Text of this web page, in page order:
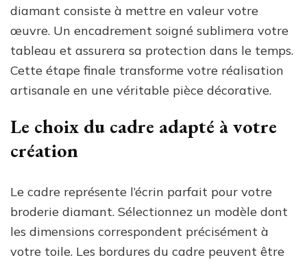
diamant consiste à mettre en valeur votre
œuvre. Un encadrement soigné sublimera votre
tableau et assurera sa protection dans le temps.
Cette étape finale transforme votre réalisation
artisanale en une véritable pièce décorative.
Le choix du cadre adapté à votre
création
Le cadre représente l’écrin parfait pour votre
broderie diamant. Sélectionnez un modèle dont
les dimensions correspondent précisément à
votre toile. Les bordures du cadre peuvent être